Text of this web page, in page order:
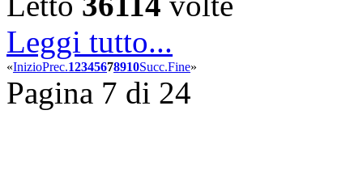
Leggi tutto...
«InizioPrec.12345678910Succ.Fine»
Pagina 7 di 24